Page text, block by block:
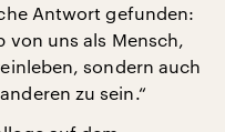
Antwort gefunden:
von uns als Mensch,
sondern auch
zu sein.“